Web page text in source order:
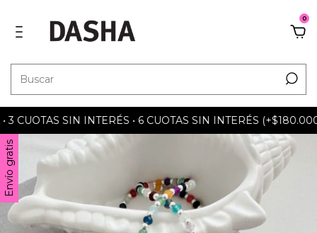
0
CUOTAS SIN INTERÉS • 6 CUOTAS SIN INTERÉS
Envío gratis